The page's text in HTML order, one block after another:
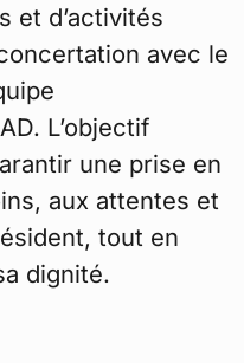
et d’activités
avec le
L’objectif
une prise en
aux attentes et
tout en
dignité.